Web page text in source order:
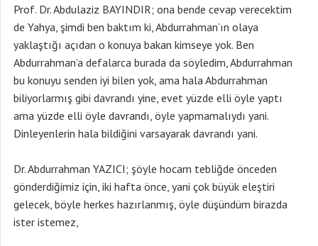
Prof. Dr. Abdulaziz BAYINDIR; ona bende cevap verecektim
de Yahya, şimdi ben baktım ki, Abdurrahman’ın olaya
yaklaştığı açıdan o konuya bakan kimseye yok. Ben
Abdurrahman’a defalarca burada da söyledim, Abdurrahman
bu konuyu senden iyi bilen yok, ama hala Abdurrahman
biliyorlarmış gibi davrandı yine, evet yüzde elli öyle yaptı
ama yüzde elli öyle davrandı, öyle yapmamalıydı yani.
Dinleyenlerin hala bildiğini varsayarak davrandı yani.
Dr. Abdurrahman YAZICI; şöyle hocam tebliğde önceden
gönderdiğimiz için, iki hafta önce, yani çok büyük eleştiri
gelecek, böyle herkes hazırlanmış, öyle düşündüm birazda
ister istemez,